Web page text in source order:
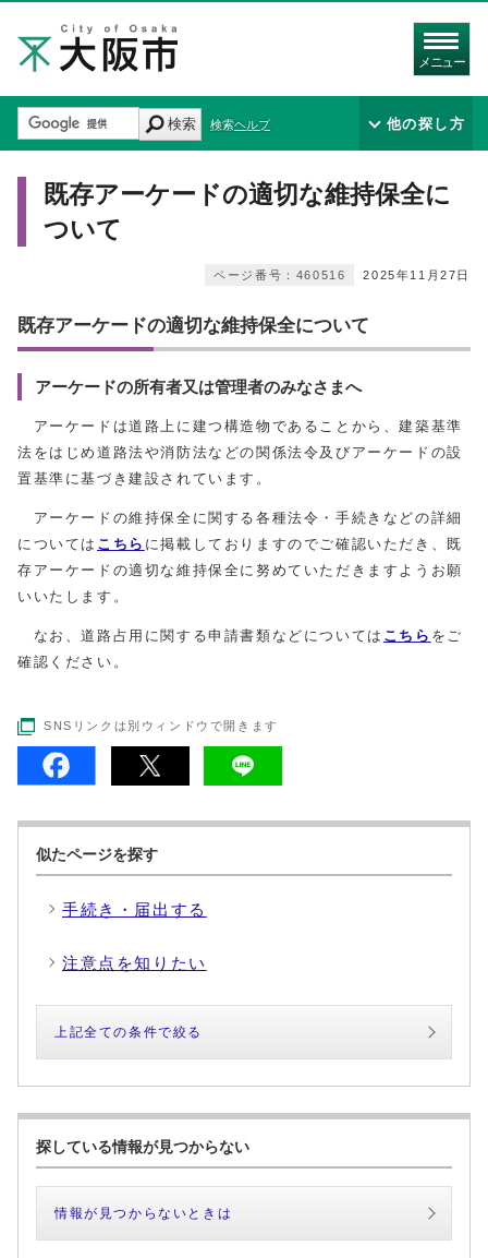
メニュー
検索 検索ヘルプ 他の探し方
既存アーケードの適切な維持保全に
ついて
2025年11月27日
ページ番号：460516
既存アーケードの適切な維持保全について
アーケードの所有者又は管理者のみなさまへ
アーケードは道路上に建つ構造物であることから、建築基準
法をはじめ道路法や消防法などの関係法令及びアーケードの設
置基準に基づき建設されています。
アーケードの維持保全に関する各種法令・手続きなどの詳細
については こちら に掲載しておりますのでご確認いただき、既
存アーケードの適切な維持保全に努めていただきますようお願
いいたします。
なお、道路占用に関する申請書類などについては こちら をご
確認ください。
SNSリンクは別ウィンドウで開きます
似たページを探す
手続き・届出する
注意点を知りたい
上記全ての条件で絞る
探している情報が見つからない
情報が見つからないときは